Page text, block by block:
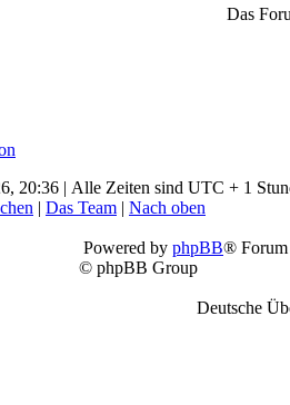
Das
20:36 | Alle Zeiten sind UTC + 1
| Das Team | Nach oben
Powered by phpBB® Forum
© phpBB Group
Deutsche